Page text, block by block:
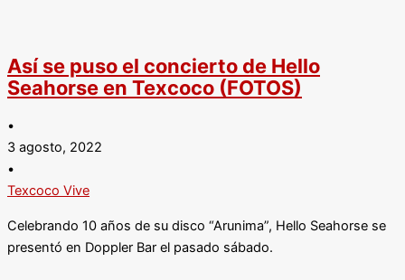
Así se puso el concierto de Hello
Seahorse en Texcoco (FOTOS)
•
3 agosto, 2022
•
Texcoco Vive
Celebrando 10 años de su disco “Arunima”, Hello Seahorse se
presentó en Doppler Bar el pasado sábado.